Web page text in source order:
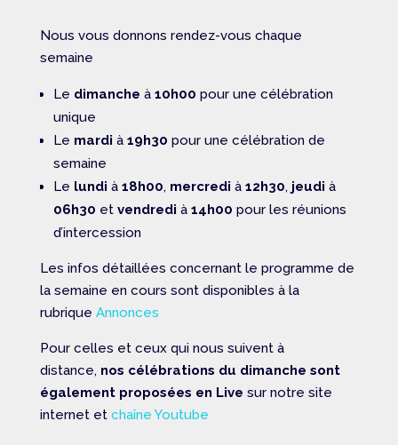
Nous vous donnons rendez-vous chaque
semaine
Le dimanche à 10h00 pour une célébration
unique
Le mardi à 19h30 pour une célébration de
semaine
Le lundi à 18h00, mercredi à 12h30, jeudi à
06h30 et vendredi à 14h00 pour les réunions
d’intercession
Les infos détaillées concernant le programme de
la semaine en cours sont disponibles à la
rubrique Annonces
Pour celles et ceux qui nous suivent à
distance, nos célébrations du dimanche sont
également proposées en Live sur notre site
internet et chaîne Youtube